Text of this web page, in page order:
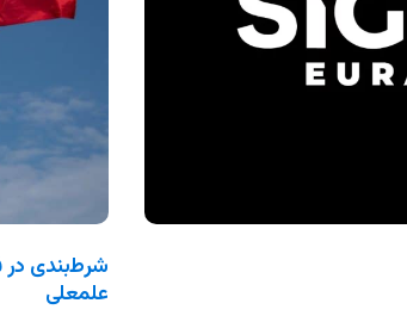
شرط‌بندی در
علمعلی